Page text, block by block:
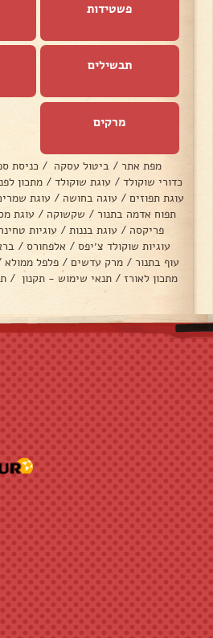
פשטידות
תבשילים
מרקים
מפת אתר / ביטול עסקה / כניסת
כדורי שוקולד / עוגת שוקולד / מתכון
עוגת תפוזים / עוגה בחושה / עוגת
תפוח אדמה בתנור / שקשוקה / עוגת
פריקסה / עוגת בננות / עוגיות
עוגיות שוקולד צ׳יפס / אלפחורס /
עוף בתנור / מרק עדשים / פלפל ממולא
מתכון לאורז / תנאי שימוש - תקנון /